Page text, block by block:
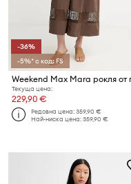
-36%
-5%* с код: FS
Текуща цена:
229,90 €
Редовна цена:359,90 €
Най-ниска цена:359,90 €